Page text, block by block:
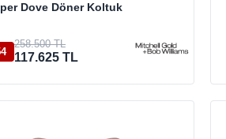
Dove Döner Koltuk
258.500 TL
117.625 TL